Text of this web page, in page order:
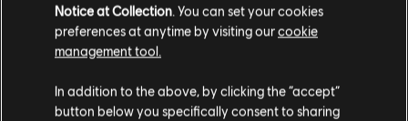
Un jugador:Sí
Ubisoft, and the Ubisoft logo are trademarks of Ubisoft
Entertainment in the US and/or other countries. Based on
$14.99
DLC
Far Cry 4
Overrun
Notice at Collection. You can set your cookies
preferences at anytime by visiting ourcookie
management tool.
In addition to the above, by clicking the “accept”
button below you specifically consent to sharing